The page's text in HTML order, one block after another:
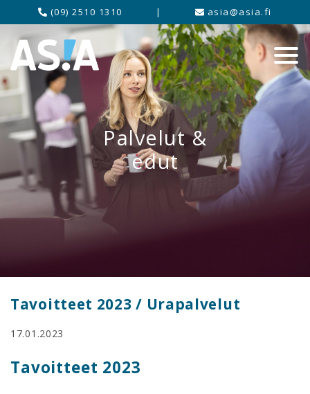
(09) 2510 1310 | asia@asia.fi
Palvelut &
edut
Tavoitteet 2023 / Urapalvelut
17.01.2023
Tavoitteet 2023